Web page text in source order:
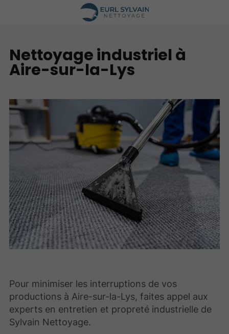
Nettoyage industriel à
Aire-sur-la-Lys
Pour minimiser les interruptions de vos
productions à Aire-sur-la-Lys, faites appel aux
experts en entretien et propreté industrielle de
Sylvain Nettoyage.